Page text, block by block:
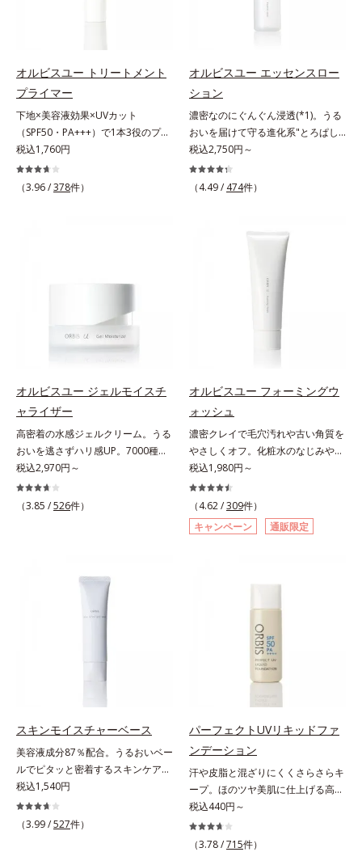
乾燥による*7 保湿成分*8 ロニ
セラカエルレア果汁、ノバラエキス
配合＝うるおいを与えハリと透明感
に満ちた肌へ導く保湿成分*9 メマ
ツヨイグサ抽出液、スイカズラエキ
ス配合＝角層のすみずみまで水分・
油分を保ち、ハリ・ツヤを与える保
湿成分*10 気持ちのこと
と*4 角層まで*5 うるおいによ
る*6 乾燥、ハリ・ツヤのなさ
ロニセラカエルレア果汁、ノバラエ
キス配合＝うるおいを与えハリと透
明感に満ちた肌へ導く保湿成分
*10 メマツヨイグサ抽出液、スイ
カズラエキス配合＝角層のすみずみ
まで水分・油分を保ち、ハリ・ツヤ
を与える保湿成分*11 気持ちのこ
と
えていることがわかりました。そこ
でオルビスユー ドットシリーズは
美容成分(*9)として「G.D.F.アクテ
ィベーター(*10)」を配合。そし
て、従来から配合している美白(*1)
有効成分「トラネキサム酸」を配合
しました。さらに、シリーズ共通の
美容成分「GLルートブースター
(*11)」を配合することで、肌のふ
イジングケアを応援します。*1 メ
スを防ぐ（ウォッシュを除く）*2
オルビス内スキンケアシリーズの保
湿力*3 年齢に応じたお手入れのこ
角層*5 乾燥による*6 洗浄によ
る物理的効果*7 うるおいによる
*8 乾燥、ハリ・ツヤのなさ*9
保湿成分*10 ロニセラカエルレア
果汁、ノバラエキス配合＝うるおい
を与えハリと透明感に満ちた肌へ導
く保湿成分*11 メマツヨイグサ抽
出液、スイカズラエキス配合＝角層
で大人の肌印象に大きな影響を与え
ていることが分かりました。そこで
容成分(*7)として「G.D.F.アクティ
ベーター(*8)」を配合。そして、従
来から配合している美白有効成分
「トラネキサム酸」を配合しまし
た。さらに、シリーズ共通の美容成
分(*7)「GLルートブースター(*9)」
を配合することで、肌のふっくら感
や透明感を叶えます。美白ケアしな
(*10)のハリと透明感を。効果的な
シナジー設計で、あなたのエイジン
グケアを応援します。*1 メラニン
の生成を抑え、シミ・ソバカスを防
ぐ（ウォッシュ除く）*2 オルビス
年齢に応じたお手入れのこと*4 う
るおいによる*5 乾燥、ハリ・ツヤ
ロニセラカエルレア果汁、ノバラエ
キス配合＝うるおいを与えハリと透
明感に満ちた肌へ導く保湿成分*9
メマツヨイグサ抽出液、スイカズラ
エキス配合＝角層のすみずみまで水
分・油分を保ち、ハリ・ツヤを与え
る保湿成分*10 気持ちのこと各商品
の詳しい情報は商品ページをご覧く
ださい。・BEAUTY夏祭りは、こち
オルビスユー トリートメント
プライマー
下地×美容液効果×UVカット
（SPF50・PA+++）で1本3役のプラ
イマー。凹凸をつるんとなめらかに
(*1)整え、化粧ノリUPの高機能化粧
下地。“塗るたび高まる、素肌の美
ンケア発想の化粧下地です。保湿成
うるおいをグンとアップ＆リッチな
クリームのようにぴたっと密着。乾
燥による小ジワを目立たなく(*1)
す。むやみに隠すのではなくふわり
と光を拡散させ、メイク×スキンケ
アのW効果で軽やかな美肌を印象づ
けます。紫外線吸収剤フリーなのに
高SPF値、さらにスキンプロテクト
複合成分(*3)が、ブルーライト、紫
外線、大気中の微粒子汚れなどの外
的ダメージから肌表面をガードしま
すい肌にうるおいを届けながら、光
拡散効果で乾燥小ジワや毛穴もカバ
ーします。【ラスティング効果】皮
はしっかり残すことでカバー力を保
複合成分配合＝肌を保護し、乾燥を
防ぐ複合成分 ※ ビルベリー葉エ
皮エキス*4 グリセリルグルコシド
（保湿成分）、（ジメチコン／ビニ
ルジメチコン）クロスポリマー、ジ
メチコン（カバー成分）*5 アクリ
レーツコポリマー
税込1,760円
（3.96 /378件）
オルビスユー エッセンスロー
ション
濃密なのにぐんぐん浸透(*1)。うる
おいを届けて守る進化系"とろぱし
ゃ"ローション。7000種を超える成
分から厳選し、「うるおいの質
(*1)」に着目した初期エイジングケ
ーチする初期エイジングケアシリー
ズです。「うるおいの質」に着目
し、肌荒れを予防しながらうるおい
に満ちた美しい肌へと導きます。ポ
ーラ・オルビスグループ独自の肌荒
濃度で配合。角層のバリア機能にア
にゆらがない肌を叶えます。そし
成分「MCアクティベーター
(*5)」。肌のうるおいを引き出し・
高めて、ハリ感あふれる肌へと導き
ます。うるおいに満ちたゆらがない
肌をご体感いただくために設計され
た3ステップで、いつも力強く美し
くあり続けるあなたを応援します。
ース及び先行技術調査による当社調
べ*5 オトギリソウエキス配合＝肌
にうるおいを与え、うるおいに満ち
たハリツヤ肌へ導く保湿成分
税込2,750円～
（4.49 / 474件）
オルビスユー ジェルモイスチ
ャライザー
高密着の水感ジェルクリーム。うる
おいを逃さずハリ感UP。7000種を
超える成分から厳選し、「うるおい
の質(*1)」に着目した初期エイジン
グケア(*2)シリーズオルビスユーは
いに満ちた美しい肌へと導きます。
ポーラ・オルビスグループ独自の肌
荒れ防止有効成分として、「DF-パ
高濃度で配合。角層のバリア機能に
て、独自研究に基づいたアプローチ
成分「MCアクティベーター
(*5)」。肌のうるおいを引き出し・
高めて、ハリ感あふれる肌へと導き
ます。うるおいに満ちたゆらがない
肌をご体感いただくために設計され
た3ステップで、いつも力強く美し
くあり続けるあなたを応援します。
税込2,970円～
（3.85 /526件）
オルビスユー フォーミングウ
ォッシュ
濃密クレイで毛穴汚れや古い角質を
やさしくオフ。化粧水のなじみやす
い肌に。7000種を超える成分から
厳選し、「うるおいの質(*1)」に着
目した初期エイジングケア(*2)シリ
ーズオルビスユーは肌本来のうるお
いやバリア機能にアプローチする初
を予防しながらうるおいに満ちた美
成分として、「DF-パンテノール
(*3)」を国内唯一(*4)、高濃度で配
合。角層のバリア機能にアプローチ
して肌荒れを防ぎ、肌不調にゆらが
ない肌を叶えます。そして、独自研
究に基づいたアプローチ成分「MC
アクティベーター(*5)」。肌のうる
おいを引き出し・高めて、ハリ感あ
ふれる肌へと導きます。うるおいに
満ちたゆらがない肌をご体感いただ
くために設計された3ステップで、
いつも力強く美しくあり続けるあな
たを応援します。*1 肌にうるおい
税込1,980円～
（4.62 /309件）
キャンペーン
通販限定
スキンモイスチャーベース
美容液成分87％配合。うるおいベー
ルでピタッと密着するスキンケア発
想のメイク下地。化粧ノリ＆もち
UP！ファンデーションの仕上がり
を格上げする、スキンケア発想の化
税込1,540円
（3.99 /527件）
パーフェクトUVリキッドファ
ンデーション
汗や皮脂と混ざりにくくさらさらキ
ープ。ほのツヤ美肌に仕上げる高
SPFファンデ。SPF50・PA++++で紫
外線を強力カットしながら、さらさ
ら美肌が10時間(*)続くリキッドフ
税込440円～
（3.78 /715件）